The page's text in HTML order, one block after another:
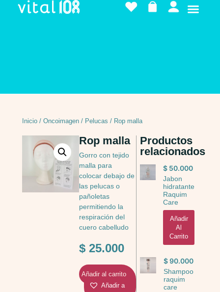
Inicio/ Oncoimagen/ Pelucas / Rop malla
Rop malla
Gorro con tejido
malla para
colocar debajo de
las pelucas o
pañoletas
permitiendo la
respiración del
cuero cabelludo
$25.000
Añadir al carrito
Añadir a
Productos
relacionados
$ 50.000
Jabon
hidratante
Raquim
Care
Añadir
Al
Carrito
$90.000
Shampoo
raquim
care